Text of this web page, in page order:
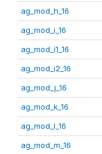
ag_mod_h_16
ag_mod_i_16
ag_mod_i1_16
ag_mod_i2_16
ag_mod_j_16
ag_mod_k_16
ag_mod_l_16
ag_mod_m_16